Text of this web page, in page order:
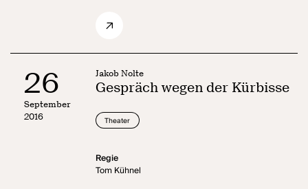
26
September
2016
Jakob Nolte
Gespräch wegen der Kürbisse
Theater
Regie
Tom Kühnel